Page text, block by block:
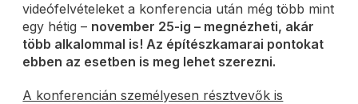
videófelvételeket a konferencia után még több mint
egy hétig – november 25-ig – megnézheti, akár
több alkalommal is! Az építészkamarai pontokat
ebben az esetben is meg lehet szerezni.
A konferencián személyesen résztvevők is